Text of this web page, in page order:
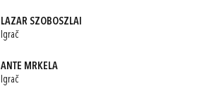
LAZAR SZOBOSZLAI
Igrač
ANTE MRKELA
Igrač